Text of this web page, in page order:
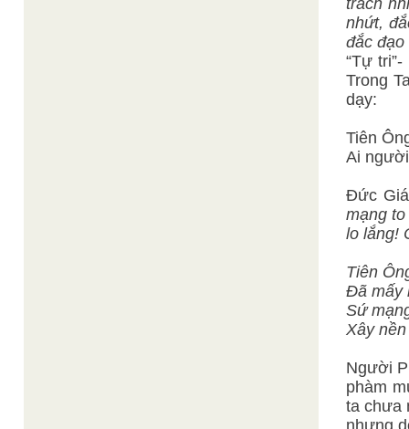
trách
nhứt,
đắc đạo
“Tự
Trong
dạy:
Tiên
Ai
Đức
mạng
lo lắng!
Tiên
Đã mấy
Sứ
Xây
Người
phàm
ta chưa